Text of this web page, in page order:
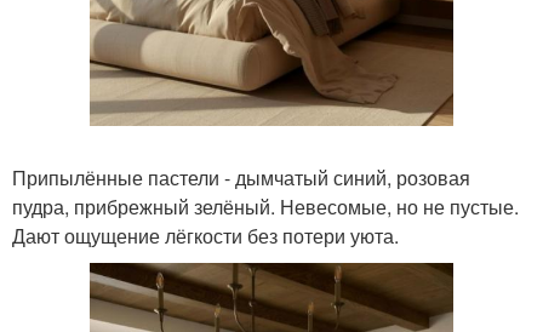
Припылённые пастели - дымчатый синий, розовая
пудра, прибрежный зелёный. Невесомые, но не пустые.
Дают ощущение лёгкости без потери уюта.